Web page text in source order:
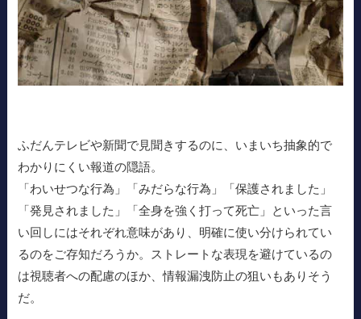
ふだんテレビや新聞で見聞きするのに、いまいち抽象的で
わかりにくい報道の隠語。
「わいせつな行為」「みだらな行為」「保護されました」
「発見されました」「全身を強く打って死亡」といった言
い回しにはそれぞれ意味があり、明確に使い分けられてい
るのをご存知だろうか。ストレートな表現を避けているの
は視聴者への配慮のほか、情報漏洩防止の狙いもありそう
だ。